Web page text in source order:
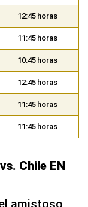
12:45 horas
11:45 horas
10:45 horas
12:45 horas
11:45 horas
11:45 horas
Chile EN
amistoso